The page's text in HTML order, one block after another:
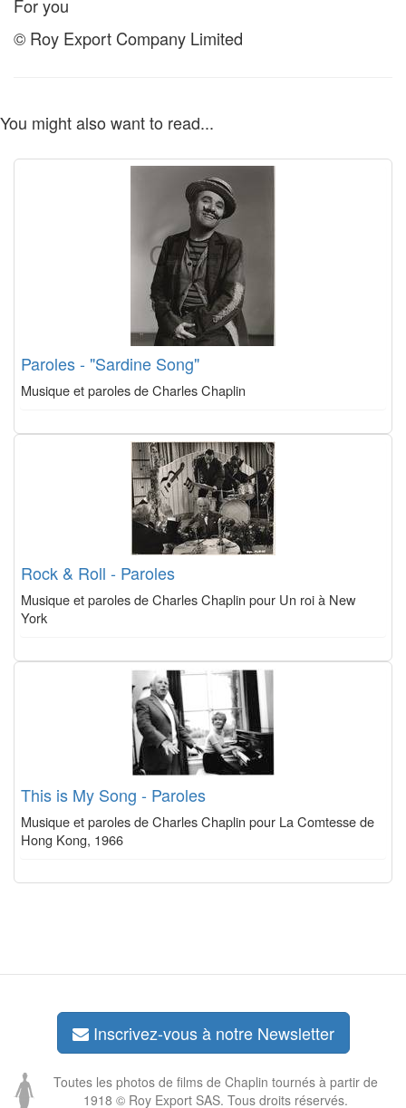
For you
© Roy Export Company Limited
You might also want to read...
Paroles - "Sardine Song"
Musique et paroles de Charles Chaplin
Rock & Roll - Paroles
Musique et paroles de Charles Chaplin pour Un roi à New
York
This is My Song - Paroles
Musique et paroles de Charles Chaplin pour La Comtesse de
Hong Kong, 1966
Inscrivez-vous à notre Newsletter
Toutes les photos de films de Chaplin tournés à partir de
1918 © Roy Export SAS. Tous droits réservés.